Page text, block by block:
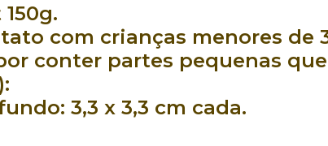
com crianças menores de
conter partes pequenas
3,3 x 3,3 cm cada.